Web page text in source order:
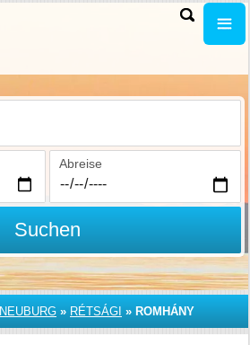
Abreise
Suchen
NEUBURG » RÉTSÁGI » ROMHÁNY